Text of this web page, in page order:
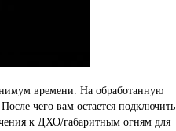
времени. На обработанную
чего вам остается подключить
к ДХО/габаритным огням для